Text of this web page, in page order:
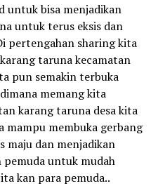
untuk bisa menjadikan
untuk terus eksis dan
pertengahan sharing kita
taruna kecamatan
pun semakin terbuka
memang kita
karang taruna desa kita
mampu membuka gerbang
maju dan menjadikan
pemuda untuk mudah
kan para pemuda..